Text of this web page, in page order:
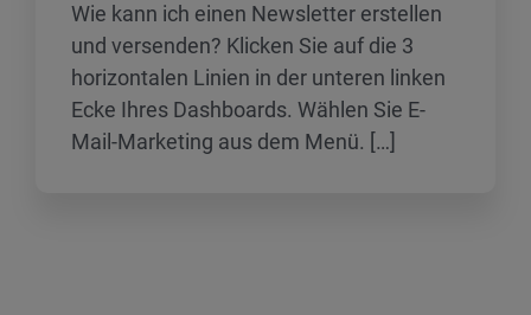
Wie kann ich einen Newsletter erstellen
und versenden? Klicken Sie auf die 3
horizontalen Linien in der unteren linken
Ecke Ihres Dashboards. Wählen Sie E-
Mail-Marketing aus dem Menü. […]